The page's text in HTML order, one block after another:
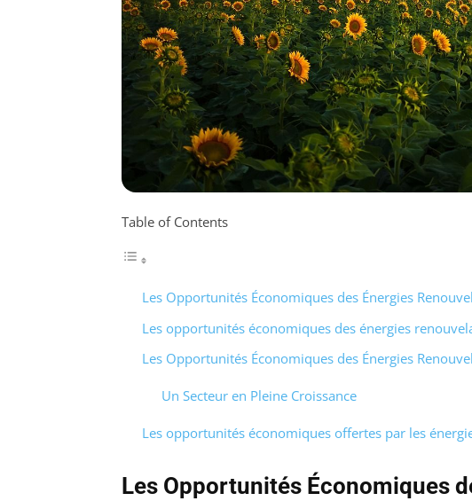
Table of Contents
Les Opportunités Économiques des Énergies
Les opportunités économiques des énergies
Les Opportunités Économiques des Énergies
Un Secteur en Pleine Croissance
Les opportunités économiques offertes par les
Les Opportunités Économiques